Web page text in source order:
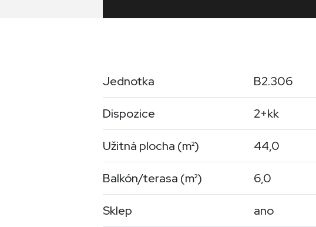
Jednotka B2.306
Dispozice 2+kk
Užitná plocha (m²) 44,0
Balkón/terasa (m²) 6,0
Sklep ano